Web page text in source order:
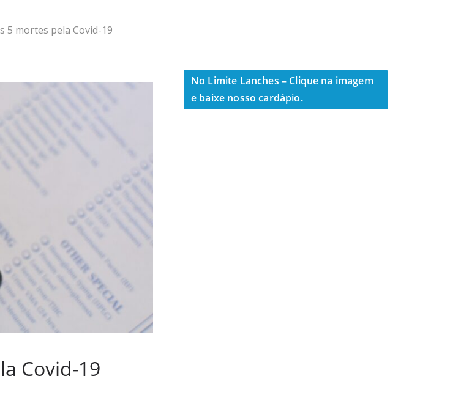
5 mortes pela Covid-19
Covid-19
No Limite Lanches – Clique na imagem
e baixe nosso cardápio.